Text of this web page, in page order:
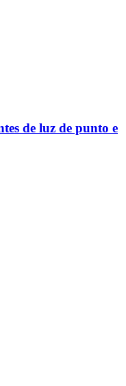
de luz de punto e